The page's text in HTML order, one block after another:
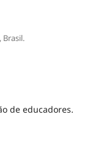
Brasil.
de educadores.